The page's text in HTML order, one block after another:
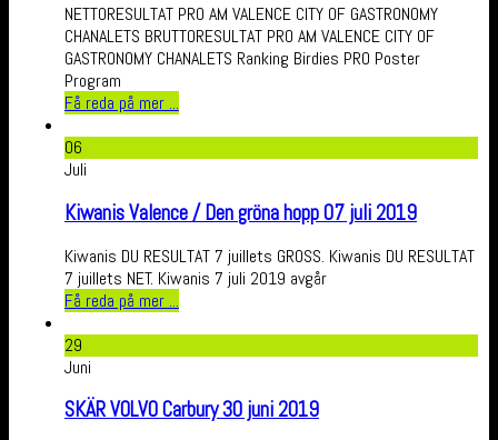
NETTORESULTAT PRO AM VALENCE CITY OF GASTRONOMY
CHANALETS BRUTTORESULTAT PRO AM VALENCE CITY OF
GASTRONOMY CHANALETS Ranking Birdies PRO Poster
Program
Få reda på mer ...
06
Juli
Kiwanis Valence / Den gröna hopp 07 juli 2019
Kiwanis DU RESULTAT 7 juillets GROSS. Kiwanis DU RESULTAT
7 juillets NET. Kiwanis 7 juli 2019 avgår
Få reda på mer ...
29
Juni
SKÄR VOLVO Carbury 30 juni 2019